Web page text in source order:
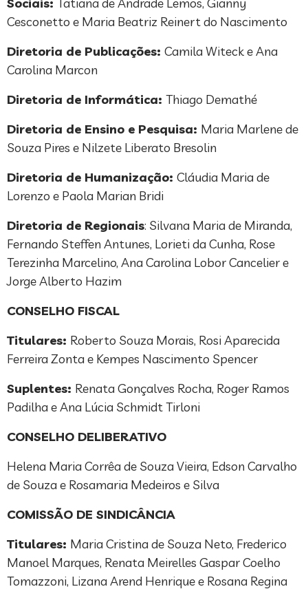
Cesconetto e Maria Beatriz Reinert do Nascimento
Diretoria de Publicações: Camila Witeck e Ana
Carolina Marcon
Diretoria de Informática: Thiago Demathé
Diretoria de Ensino e Pesquisa: Maria Marlene de
Souza Pires e Nilzete Liberato Bresolin
Diretoria de Humanização: Cláudia Maria de
Lorenzo e Paola Marian Bridi
Diretoria de Regionais: Silvana Maria de Miranda,
Fernando Steffen Antunes, Lorieti da Cunha, Rose
Terezinha Marcelino, Ana Carolina Lobor Cancelier e
Jorge Alberto Hazim
CONSELHO FISCAL
Titulares: Roberto Souza Morais, Rosi Aparecida
Ferreira Zonta e Kempes Nascimento Spencer
Suplentes: Renata Gonçalves Rocha, Roger Ramos
Padilha e Ana Lúcia Schmidt Tirloni
CONSELHO DELIBERATIVO
Helena Maria Corrêa de Souza Vieira, Edson Carvalho
de Souza e Rosamaria Medeiros e Silva
COMISSÃO DE SINDICÂNCIA
Titulares: Maria Cristina de Souza Neto, Frederico
Manoel Marques, Renata Meirelles Gaspar Coelho
Tomazzoni, Lizana Arend Henrique e Rosana Regina